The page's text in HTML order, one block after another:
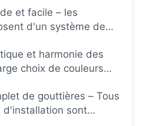
murs, les fondations
et des
et facile – les
d'un système de
et harmonie des
choix de couleurs
à la couleur de
et ainsi de garantir
de gouttières – Tous
d'installation sont